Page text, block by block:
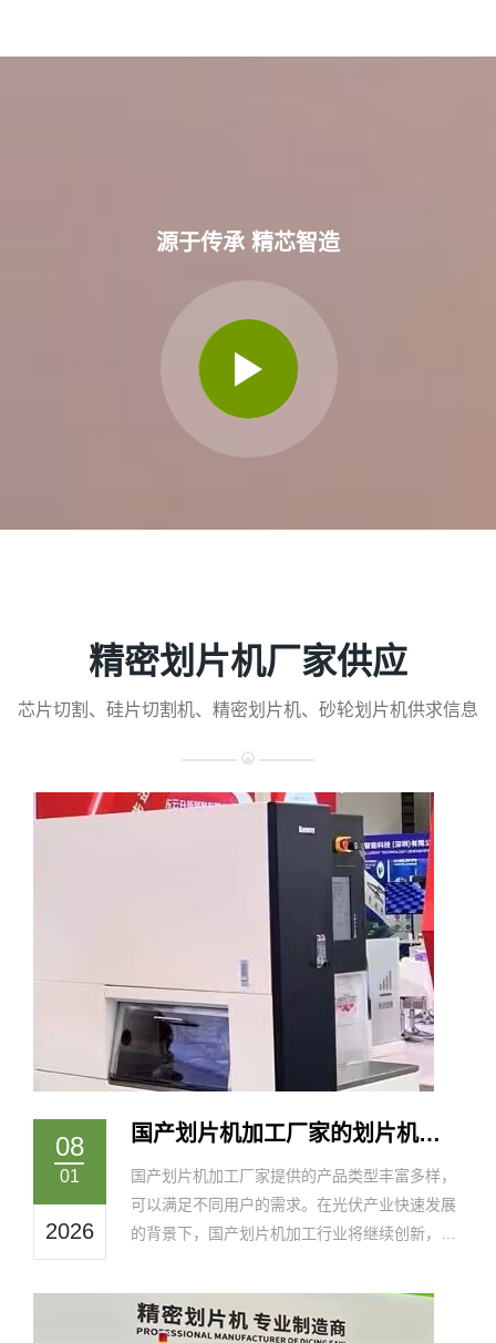
源于传承 精芯智造
精密划片机厂家供应
芯片切割、硅片切割机、精密划片机、砂轮划片机供求信息
08
01
2026
国产划片机加工厂家的划片机产
品类型概述
国产划片机加工厂家提供的产品类型丰富多样，
可以满足不同用户的需求。在光伏产业快速发展
的背景下，国产划片机加工行业将继续创新，提
务。